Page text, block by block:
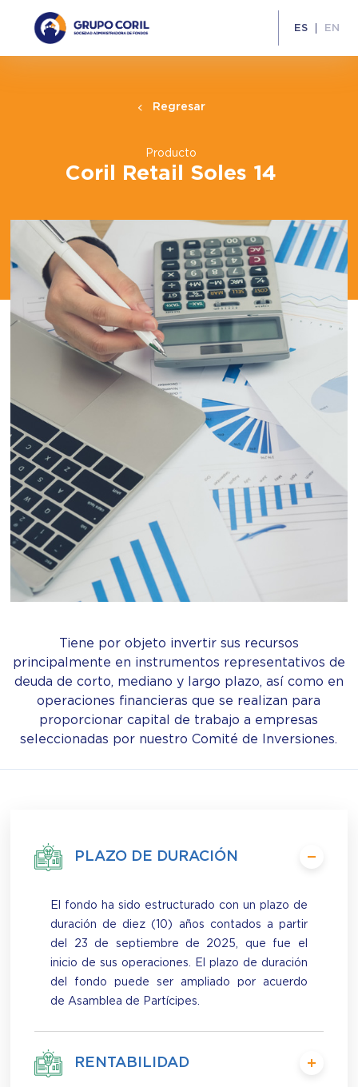
ES EN
Regresar
Producto
Coril Retail Soles 14
Tiene por objeto invertir sus recursos
principalmente en instrumentos representativos de
deuda de corto, mediano y largo plazo, así como en
operaciones financieras que se realizan para
proporcionar capital de trabajo a empresas
seleccionadas por nuestro Comité de Inversiones.
PLAZO DE DURACIÓN
El fondo ha sido estructurado con un plazo de
duración de diez (10) años contados a partir
del 23 de septiembre de 2025, que fue el
inicio de sus operaciones. El plazo de duración
del fondo puede ser ampliado por acuerdo
de Asamblea de Partícipes.
RENTABILIDAD